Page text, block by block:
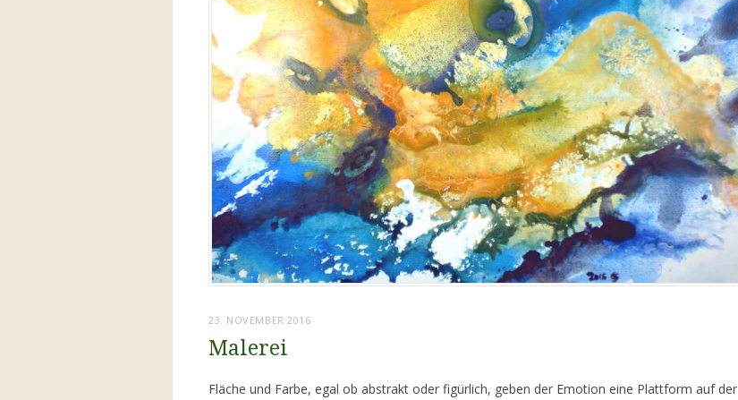
23. NOVEMBER 2016
Malerei
Fläche und Farbe, egal ob abstrakt oder figürlich, geben der Emotion eine Plattform auf der